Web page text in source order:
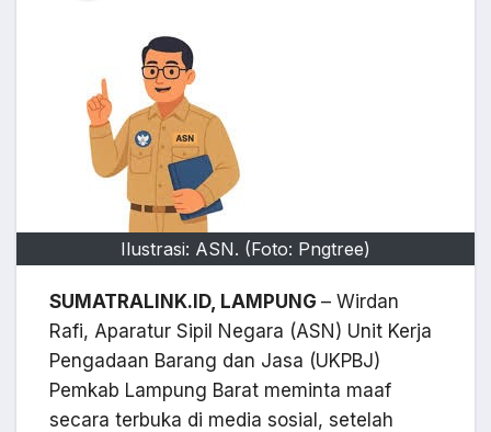
Ilustrasi: ASN. (Foto: Pngtree)
SUMATRALINK.ID, LAMPUNG – Wirdan
Rafi, Aparatur Sipil Negara (ASN) Unit Kerja
Pengadaan Barang dan Jasa (UKPBJ)
Pemkab Lampung Barat meminta maaf
secara terbuka di media sosial, setelah